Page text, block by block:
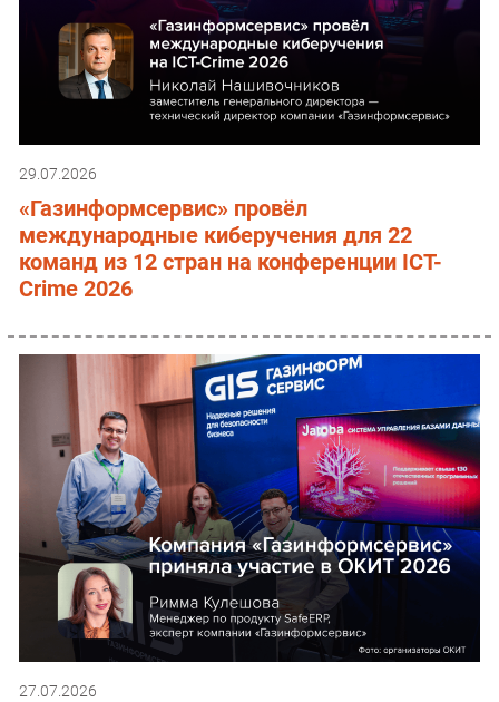
29.07.2026
«Газинформсервис» провёл
международные киберучения для 22
команд из 12 стран на конференции ICT-
Crime 2026
27.07.2026